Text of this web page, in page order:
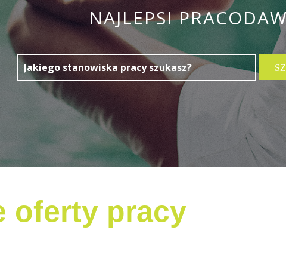
NAJLEPSI
oferty pracy